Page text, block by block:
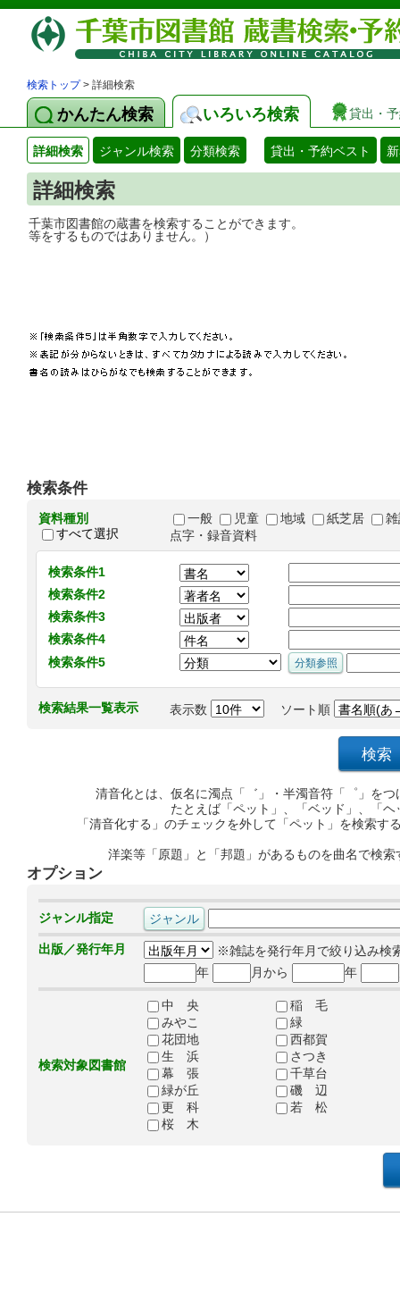
検索トップ> 詳細検索
かんたん検索 いろいろ検索 貸出・
詳細検索 ジャンル検索 分類検索 貸出・予約ベスト
詳細検索
千葉市図書館の蔵書を検索することがで
等をするものではありません。）
検索条件
資料種別
すべて選択
一般 児童 地域 紙芝居
点字・録音資料
検索条件1
検索条件2
検索条件3
検索条件4
検索条件5
検索結果一覧表示 表示数 ソート順
清音化とは、仮名に濁点「゛」・半濁音符「゜」を
たとえば「ペット」、「ベッド」、「
「清音化する」のチェックを外して「ペット」を検索
洋楽等「原題」と「邦題」があるものを曲名で検
オプション
ジャンル指定
出版／発行年月
※雑誌を発行年月で絞り込み検
年
月から 年
検索対象図書館
中 央
稲 毛
みやこ
緑
花団地
西都賀
生 浜
さつき
幕 張
千草台
緑が丘
磯 辺
更 科
若 松
桜 木